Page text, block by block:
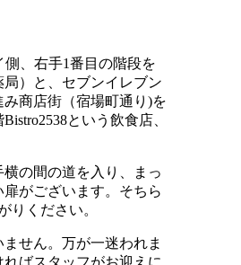
、右手1番目の階段を
）と、セブンイレブン
商店街（宿場町通り)を
という飲食店、
の間の道を入り、まっ
がございます。そちら
りください。
せん。万が一迷われま